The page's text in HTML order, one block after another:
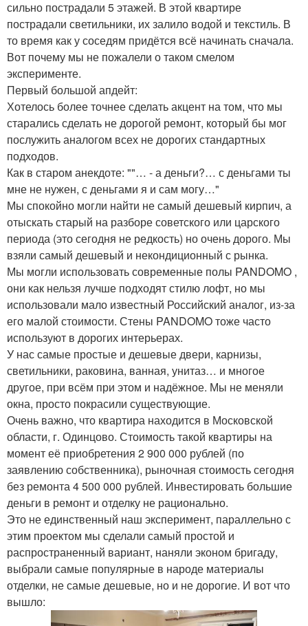
сильно пострадали 5 этажей. В этой квартире
пострадали светильники, их залило водой и текстиль. В
то время как у соседям придётся всё начинать сначала.
Вот почему мы не пожалели о таком смелом
эксперименте.
Первый большой апдейт:
Хотелось более точнее сделать акцент на том, что мы
старались сделать не дорогой ремонт, который бы мог
послужить аналогом всех не дорогих стандартных
подходов.
Как в старом анекдоте: ""… - а деньги?… с деньгами ты
мне не нужен, с деньгами я и сам могу…"
Мы спокойно могли найти не самый дешевый кирпич, а
отыскать старый на разборе советского или царского
периода (это сегодня не редкость) но очень дорого. Мы
взяли самый дешевый и некондиционный с рынка.
Мы могли использовать современные полы PANDOMO ,
они как нельзя лучше подходят стилю лофт, но мы
использовали мало известный Российский аналог, из-за
его малой стоимости. Стены PANDOMO тоже часто
используют в дорогих интерьерах.
У нас самые простые и дешевые двери, карнизы,
светильники, раковина, ванная, унитаз… и многое
другое, при всём при этом и надёжное. Мы не меняли
окна, просто покрасили существующие.
Очень важно, что квартира находится в Московской
области, г. Одинцово. Стоимость такой квартиры на
момент её приобретения 2 900 000 рублей (по
заявлению собственника), рыночная стоимость сегодня
без ремонта 4 500 000 рублей. Инвестировать большие
деньги в ремонт и отделку не рационально.
Это не единственный наш эксперимент, параллельно с
этим проектом мы сделали самый простой и
распространенный вариант, наняли эконом бригаду,
выбрали самые популярные в народе материалы
отделки, не самые дешевые, но и не дорогие. И вот что
вышло: